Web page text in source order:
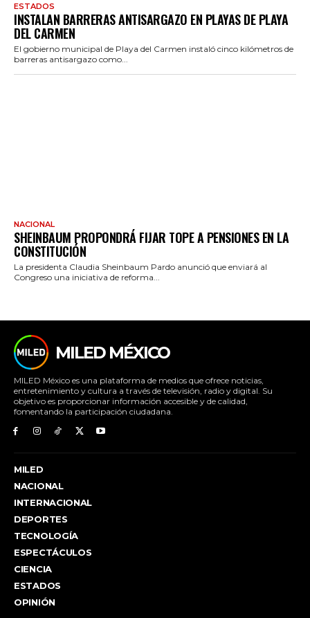
ESTADOS
INSTALAN BARRERAS ANTISARGAZO EN PLAYAS DE PLAYA
DEL CARMEN
El gobierno municipal de Playa del Carmen instaló cinco kilómetros de
barreras antisargazo como...
NACIONAL
SHEINBAUM PROPONDRÁ FIJAR TOPE A PENSIONES EN LA
CONSTITUCIÓN
La presidenta Claudia Sheinbaum Pardo anunció que enviará al
Congreso una iniciativa de reforma...
MILED MÉXICO
MILED México es una plataforma de medios que ofrece noticias,
entretenimiento y cultura a través de televisión, radio y digital. Su
objetivo es proporcionar información accesible y de calidad,
fomentando la participación ciudadana.
MILED
NACIONAL
INTERNACIONAL
DEPORTES
TECNOLOGÍA
ESPECTÁCULOS
CIENCIA
ESTADOS
OPINIÓN